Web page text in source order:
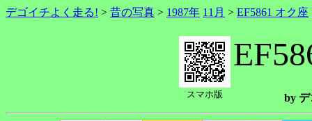
デゴイチよく走る! > 昔の写真 > 1987年 11月 > EF5861 オク座
スマホ版 by